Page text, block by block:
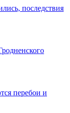
последствия
перебои и